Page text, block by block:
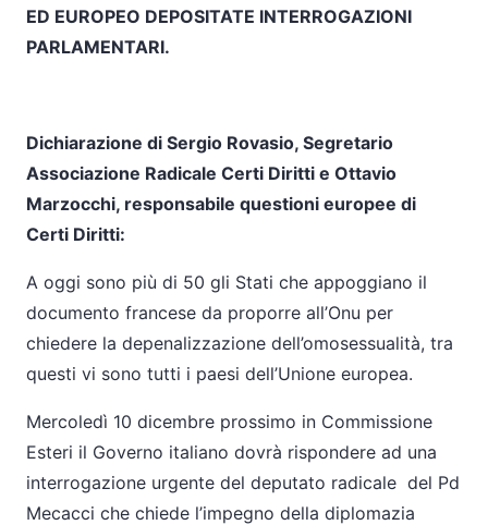
ED EUROPEO DEPOSITATE INTERROGAZIONI
PARLAMENTARI.
Dichiarazione di Sergio Rovasio, Segretario
Associazione Radicale Certi Diritti e Ottavio
Marzocchi, responsabile questioni europee di
Certi Diritti:
A oggi sono più di 50 gli Stati che appoggiano il
documento francese da proporre all’Onu per
chiedere la depenalizzazione dell’omosessualità, tra
questi vi sono tutti i paesi dell’Unione europea.
Mercoledì 10 dicembre prossimo in Commissione
Esteri il Governo italiano dovrà rispondere ad una
interrogazione urgente del deputato radicale del Pd
Mecacci che chiede l’impegno della diplomazia